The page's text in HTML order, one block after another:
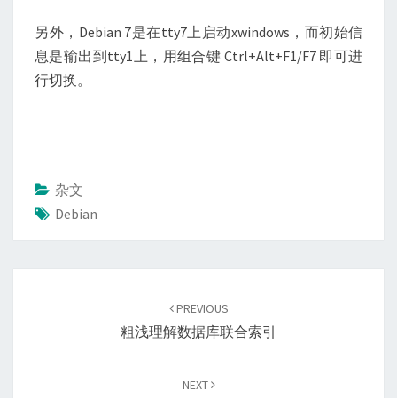
另外，Debian 7是在tty7上启动xwindows，而初始信
息是输出到tty1上，用组合键 Ctrl+Alt+F1/F7 即可进
行切换。
杂文
Debian
PREVIOUS
粗浅理解数据库联合索引
NEXT